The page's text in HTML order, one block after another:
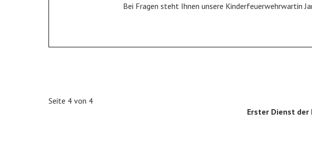
Bei Fragen steht Ihnen unsere Kinderfeuerwehrwartin
Seite 4 von 4
Erster Dienst